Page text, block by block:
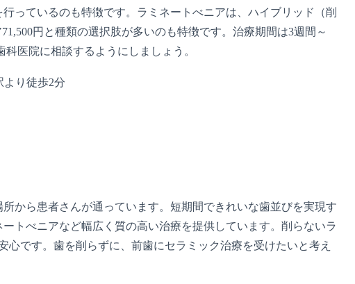
っているのも特徴です。ラミネートべニアは、ハイブリッド（削
円と種類の選択肢が多いのも特徴です。治療期間は3週間～
医院に相談するようにしましょう。
り徒歩2分
から患者さんが通っています。短期間できれいな歯並びを実現す
トべニアなど幅広く質の高い治療を提供しています。削らないラ
です。歯を削らずに、前歯にセラミック治療を受けたいと考え